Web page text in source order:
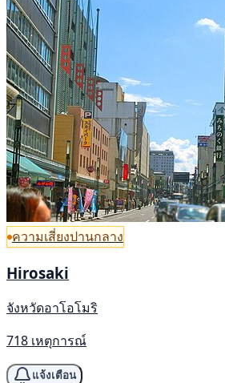
ความเสี่ยงปานกลาง
Hirosaki
จังหวัดอาโอโมริ
718 เหตุการณ์
แจ้งเตือน